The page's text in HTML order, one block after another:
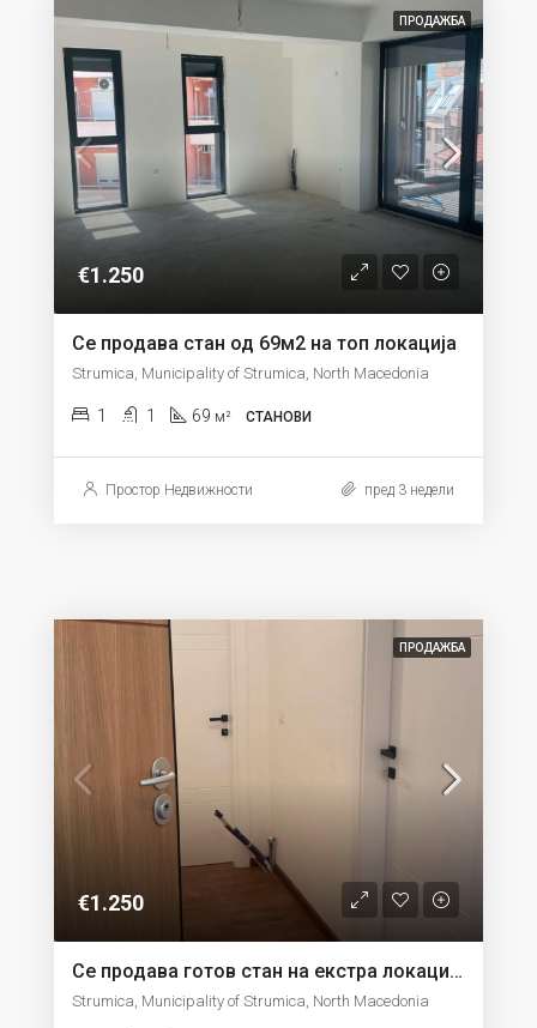
ПРОДАЖБА
€1.250
Се продава стан од 69м2 на топ локација
Strumica, Municipality of Strumica, North Macedonia
1 1 69 м² СТАНОВИ
Простор Недвижности пред 3 недели
ПРОДАЖБА
€1.250
Се продава готов стан на екстра локација од 81м2 на 3 кат во Струмица
Strumica, Municipality of Strumica, North Macedonia